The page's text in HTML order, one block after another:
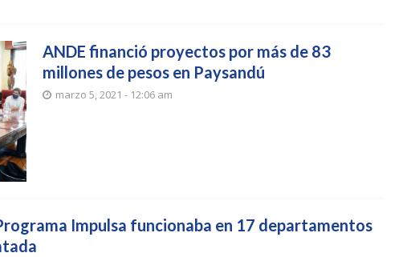
ANDE financió proyectos por más de 83
millones de pesos en Paysandú
marzo 5, 2021 - 12:06 am
Impulsa funcionaba en 17 departamentos